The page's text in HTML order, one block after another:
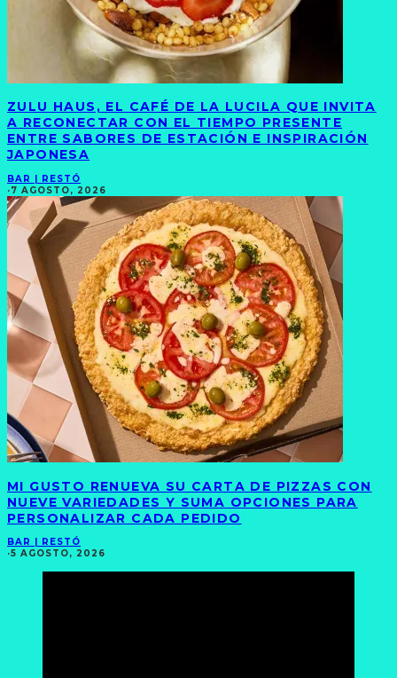
ZULU HAUS, EL CAFÉ DE LA LUCILA QUE INVITA
A RECONECTAR CON EL TIEMPO PRESENTE
ENTRE SABORES DE ESTACIÓN E INSPIRACIÓN
JAPONESA
BAR | RESTÓ
·7 AGOSTO, 2026
MI GUSTO RENUEVA SU CARTA DE PIZZAS CON
NUEVE VARIEDADES Y SUMA OPCIONES PARA
PERSONALIZAR CADA PEDIDO
BAR | RESTÓ
·5 AGOSTO, 2026